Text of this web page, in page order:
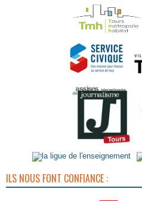
ILS NOUS FONT CONFIANCE :